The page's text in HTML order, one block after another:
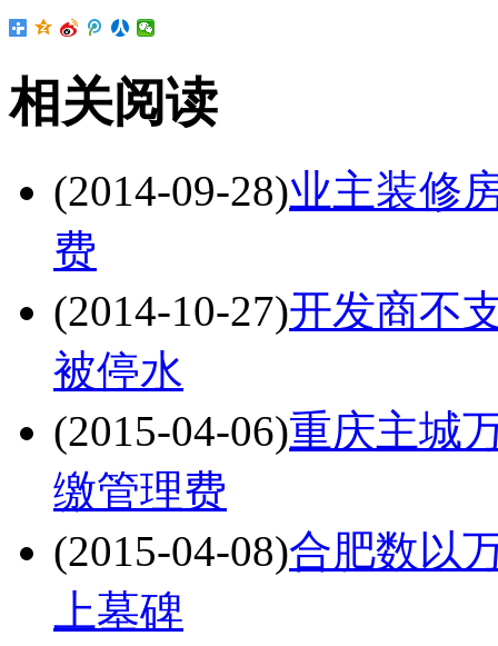
相关阅读
(2014-09-28)业主装修
费
(2014-10-27)开发商不
被停水
(2015-04-06)重庆主城
缴管理费
(2015-04-08)合肥数以
上墓碑